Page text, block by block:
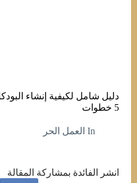
دليل شامل لكيفية إنشاء
5 خطوات
In العمل الحر
انشر الفائدة بمشاركة المقالة